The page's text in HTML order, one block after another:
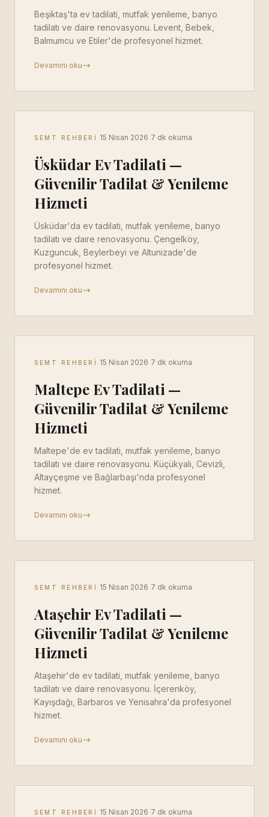
Beşiktaş'ta ev tadilati, mutfak yenileme, banyo
tadilatı ve daire renovasyonu. Levent, Bebek,
Balmumcu ve Etiler'de profesyonel hizmet.
Devamını oku
SEMT REHBERI 15 Nisan 2026 7 dk okuma
Üsküdar Ev Tadilati —
Güvenilir Tadilat & Yenileme
Hizmeti
Üsküdar'da ev tadilati, mutfak yenileme, banyo
tadilatı ve daire renovasyonu. Çengelköy,
Kuzguncuk, Beylerbeyi ve Altunizade'de
profesyonel hizmet.
Devamını oku
SEMT REHBERI 15 Nisan 2026 7 dk okuma
Maltepe Ev Tadilati —
Güvenilir Tadilat & Yenileme
Hizmeti
Maltepe'de ev tadilati, mutfak yenileme, banyo
tadilatı ve daire renovasyonu. Küçükyalı, Cevizli,
Altayçeşme ve Bağlarbaşı'nda profesyonel
hizmet.
Devamını oku
SEMT REHBERI 15 Nisan 2026 7 dk okuma
Ataşehir Ev Tadilati —
Güvenilir Tadilat & Yenileme
Hizmeti
Ataşehir'de ev tadilati, mutfak yenileme, banyo
tadilatı ve daire renovasyonu. İçerenköy,
Kayışdağı, Barbaros ve Yenisahra'da profesyonel
hizmet.
Devamını oku
SEMT REHBERI 15 Nisan 2026 7 dk okuma